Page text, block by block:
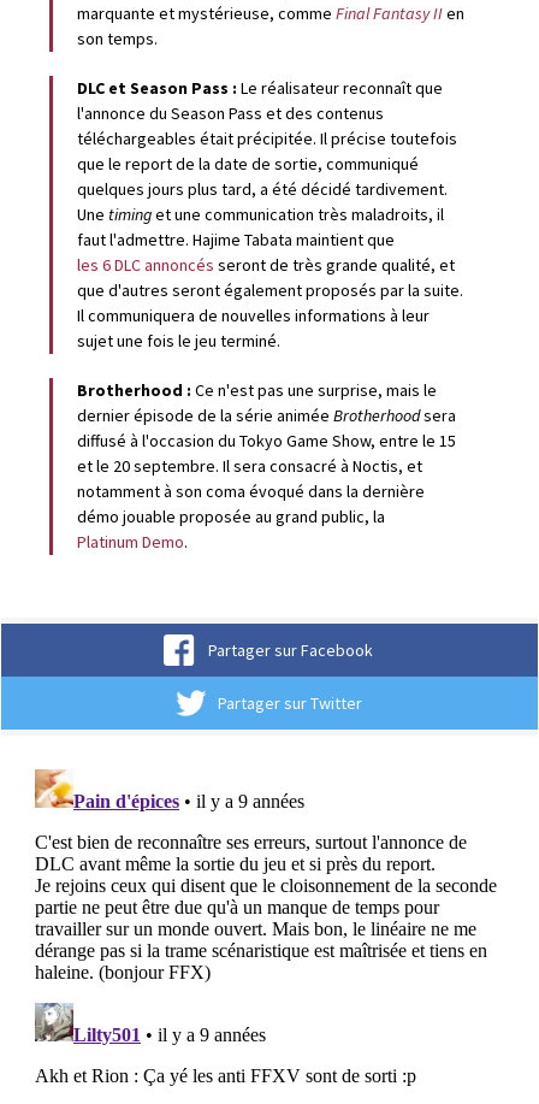
marquante et mystérieuse, comme Final Fantasy IIen
son temps.
DLC et Season Pass : Le réalisateur reconnaît que
l'annonce du Season Pass et des contenus
téléchargeables était précipitée. Il précise toutefois
que le report de la date de sortie, communiqué
quelques jours plus tard, a été décidé tardivement.
Une timinget une communication très maladroits, il
faut l'admettre. Hajime Tabata maintient que
les 6 DLC annoncés seront de très grande qualité, et
que d'autres seront également proposés par la suite.
Il communiquera de nouvelles informations à leur
sujet une fois le jeu terminé.
Brotherhood : Ce n'est pas une surprise, mais le
dernier épisode de la série animée Brotherhoodsera
diffusé à l'occasion du Tokyo Game Show, entre le 15
et le 20 septembre. Il sera consacré à Noctis, et
notamment à son coma évoqué dans la dernière
démo jouable proposée au grand public, la
Platinum Demo.
Partager sur Facebook
Partager sur Twitter